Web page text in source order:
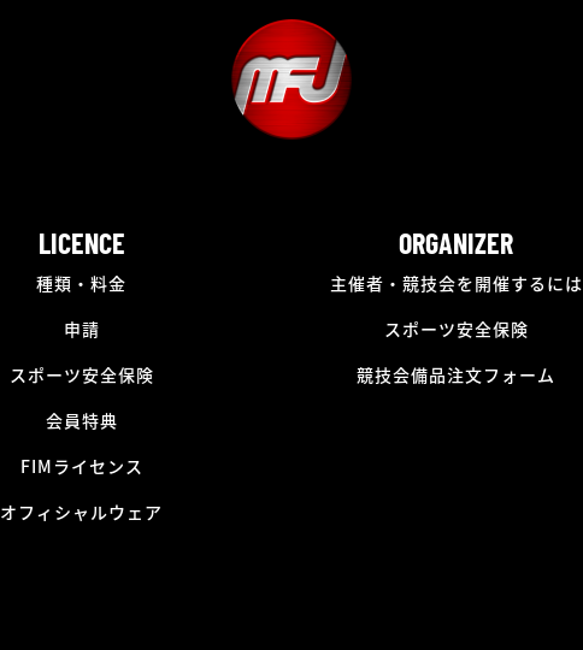
LICENCE
種類・料金
申請
スポーツ安全保険
会員特典
FIMライセンス
オフィシャルウェア
ORGANIZER
主催者・競技会を開催するには
スポーツ安全保険
競技会備品注文フォーム